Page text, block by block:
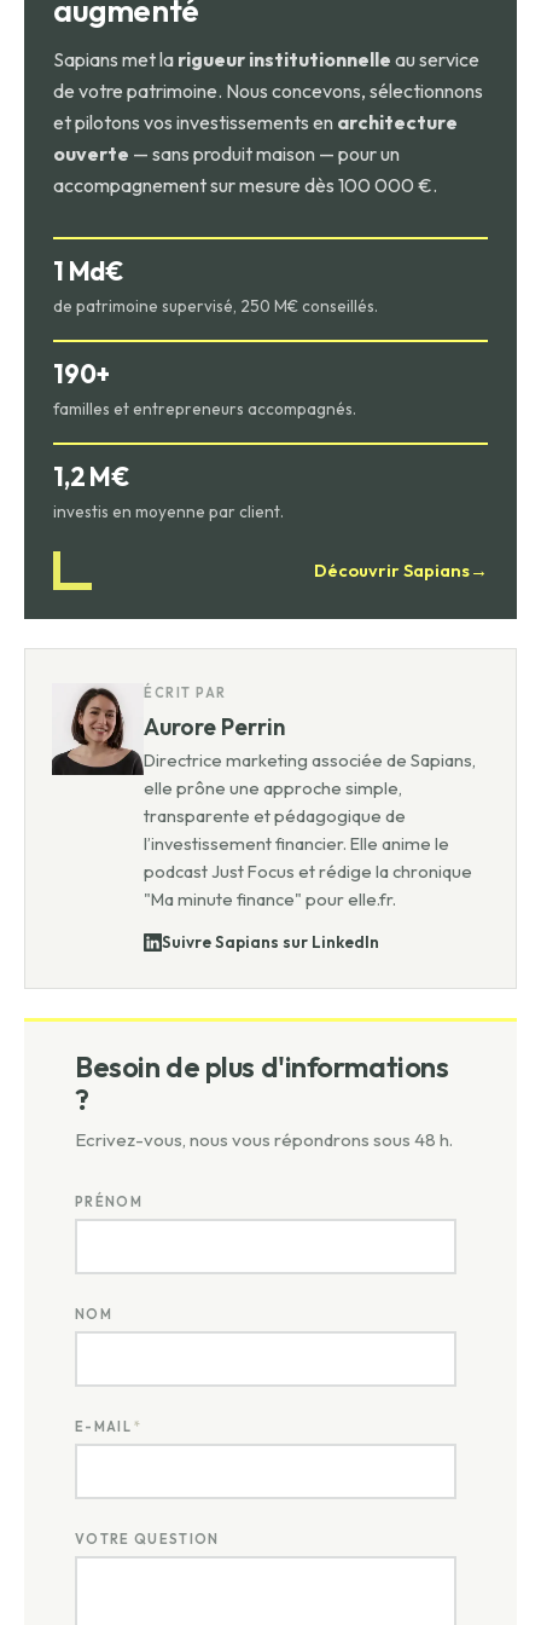
augmenté
Sapians met la rigueur institutionnelle au service
de votre patrimoine. Nous concevons, sélectionnons
et pilotons vos investissements en architecture
ouverte — sans produit maison — pour un
accompagnement sur mesure dès 100 000 €.
1 Md€
de patrimoine supervisé, 250 M€ conseillés.
190+
familles et entrepreneurs accompagnés.
1,2 M€
investis en moyenne par client.
Découvrir Sapians→
ÉCRIT PAR
Aurore Perrin
Directrice marketing associée de Sapians,
elle prône une approche simple,
transparente et pédagogique de
l’investissement financier. Elle anime le
podcast Just Focus et rédige la chronique
"Ma minute finance" pour elle.fr.
Suivre Sapians sur LinkedIn
Besoin de plus d'informations
?
Ecrivez-vous, nous vous répondrons sous 48 h.
PRÉNOM
NOM
E-MAIL *
VOTRE QUESTION